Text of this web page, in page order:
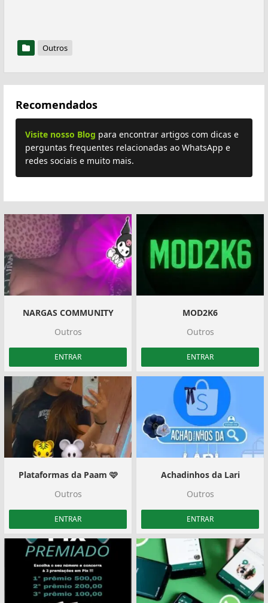
Outros
Recomendados
Visite nosso Blog para encontrar artigos com dicas e
perguntas frequentes relacionadas ao WhatsApp e
redes sociais e muito mais.
NARGAS COMMUNITY
Outros
ENTRAR
MOD2K6
Outros
ENTRAR
Plataformas da Paam 🩷
Outros
ENTRAR
Achadinhos da Lari
Outros
ENTRAR